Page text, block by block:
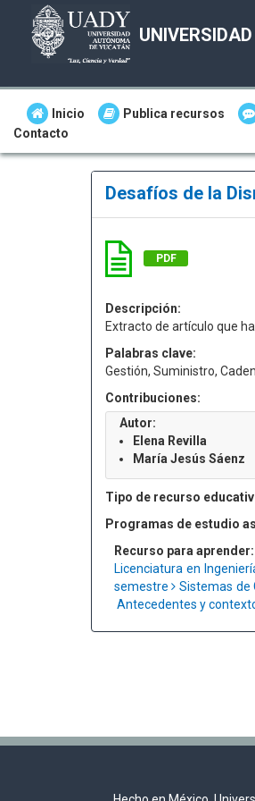
Inicio
Publica recursos
Contacto
Desafíos de la
PDF
Descripción:
Extracto de artículo que
Palabras clave:
Gestión, Suministro,
Contribuciones:
Autor:
Elena Revilla
María Jesús Sáenz
Tipo de recurso
Programas de estudio
Recurso para aprender:
Licenciatura en
semestre
Sistemas de
Antecedentes y